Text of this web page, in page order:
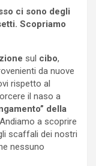
ci sono degli
Scopriamo
sul cibo,
da nuove
rispetto al
il naso a
della
a scoprire
scaffali dei nostri
nessuno